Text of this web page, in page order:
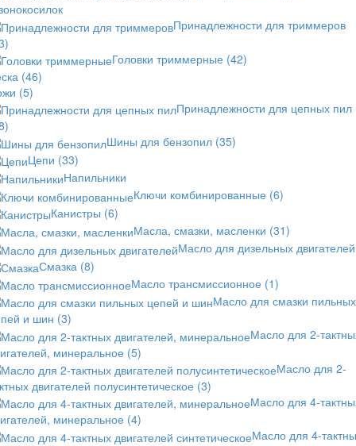
Принадлежности для триммеров
Головки триммерные (42)
(46)
(5)
Принадлежности для цепных пил
Шины для бензопил (35)
Цепи (33)
Напильники
Ключи комбинированные (6)
Канистры (6)
Масла, смазки, масленки (31)
Масло для дизельных двигателей
Смазка (8)
Масло трансмиссионное (1)
Масло для смазки пильных
и шин (3)
Масло для 2-
минеральное (5)
Масло для 2-
двигателей полусинтетическое (3)
Масло для 4-
минеральное (4)
Масло для 4-